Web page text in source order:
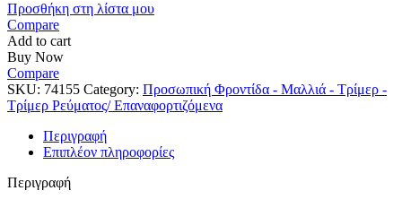
Προσθήκη στη λίστα μου
Compare
Add to cart
Buy Now
Compare
SKU: 74155 Category: Προσωπική Φροντίδα - Μαλλιά - Τρίμερ -
Τρίμερ Ρεύματος/ Επαναφορτιζόμενα
Περιγραφή
Επιπλέον πληροφορίες
Περιγραφή